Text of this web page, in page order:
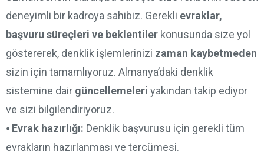
deneyimli bir kadroya sahibiz. Gerekli evraklar,
başvuru süreçleri ve beklentiler konusunda size yol
göstererek, denklik işlemlerinizi zaman kaybetmeden
sizin için tamamlıyoruz. Almanya’daki denklik
sistemine dair güncellemeleri yakından takip ediyor
ve sizi bilgilendiriyoruz.
⦁ Evrak hazırlığı: Denklik başvurusu için gerekli tüm
evrakların hazırlanması ve tercümesi.